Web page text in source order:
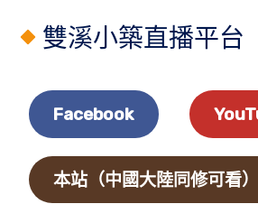
雙溪小築直播平台
Facebook
本站（中國大陸同修可看）